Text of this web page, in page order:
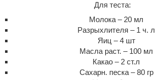
Для теста:
Молока – 20 мл
Разрыхлителя – 1 ч. л
Яиц – 4 шт
Масла раст. – 100 мл
Какао – 2 ст.л
Сахарн. песка – 80 гр